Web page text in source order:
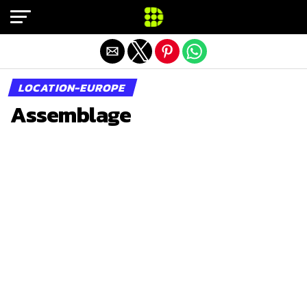
LOCATION-EUROPE
Assemblage
Exit mobile version